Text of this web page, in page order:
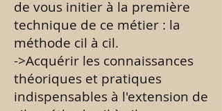
de vous initier à la première
technique de ce métier : la
méthode cil à cil.
->Acquérir les connaissances
théoriques et pratiques
indispensables à l'extension de